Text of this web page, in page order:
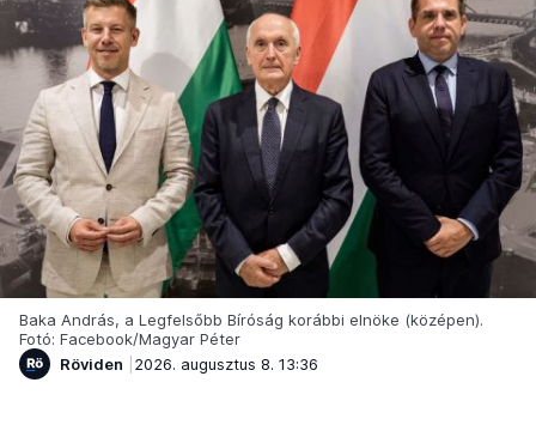
Baka András, a Legfelsőbb Bíróság korábbi elnöke (középen).
Fotó: Facebook/Magyar Péter
Röviden
2026. augusztus 8. 13:36